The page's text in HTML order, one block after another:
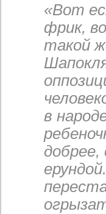
«Вот
фрик,
такой
в
добрее,